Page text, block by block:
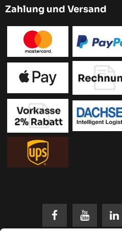
Zahlung und Versand